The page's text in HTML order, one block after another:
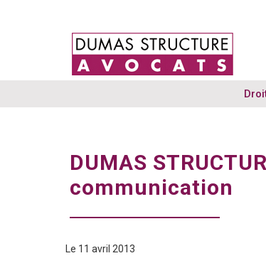
DUMAS
communication
Le 11 avril 2013